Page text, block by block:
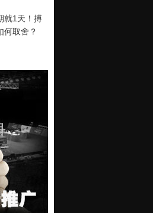
就1天！搏
何取舍？